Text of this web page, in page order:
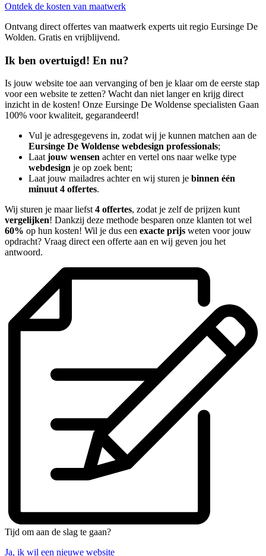
Ontdek de kosten van maatwerk
Ontvang direct offertes van maatwerk experts uit regio Eursinge De
Wolden. Gratis en vrijblijvend.
Ik ben overtuigd! En nu?
Is jouw website toe aan vervanging of ben je klaar om de eerste stap
voor een website te zetten? Wacht dan niet langer en krijg direct
inzicht in de kosten! Onze Eursinge De Woldense specialisten Gaan
100% voor kwaliteit, gegarandeerd!
Vul je adresgegevens in, zodat wij je kunnen matchen aan de
Eursinge De Woldense webdesign professionals;
Laat jouw wensen achter en vertel ons naar welke type
webdesign je op zoek bent;
Laat jouw mailadres achter en wij sturen je binnen één
minuut 4 offertes.
Wij sturen je maar liefst 4 offertes, zodat je zelf de prijzen kunt
vergelijken! Dankzij deze methode besparen onze klanten tot wel
60% op hun kosten! Wil je dus een exacte prijs weten voor jouw
opdracht? Vraag direct een offerte aan en wij geven jou het
antwoord.
Tijd om aan de slag te gaan?
Ja, ik wil een nieuwe website